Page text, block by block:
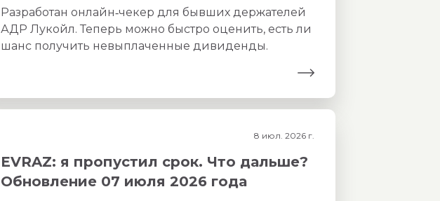
Разработан онлайн‑чекер для бывших держателей
АДР Лукойл. Теперь можно быстро оценить, есть ли
шанс получить невыплаченные дивиденды.
8 июл. 2026 г.
EVRAZ: я пропустил срок. Что дальше?
Обновление 07 июля 2026 года